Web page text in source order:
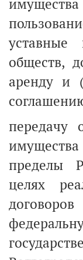
уставные
обществ,
аренду и
передачу
пределы
целях